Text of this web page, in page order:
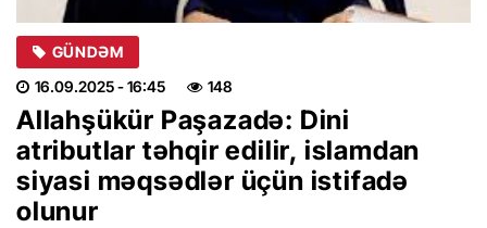
GÜNDƏM
16.09.2025- 16:45 148
Allahşükür Paşazadə: Dini
atributlar təhqir edilir, islamdan
siyasi məqsədlər üçün istifadə
olunur